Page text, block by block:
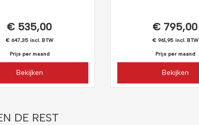
€ 535,00
€ 647,35 incl. BTW
Prijs per maand
Bekijken
€ 795,00
€ 961,95 incl. BTW
Prijs per maand
Bekijken
DE REST